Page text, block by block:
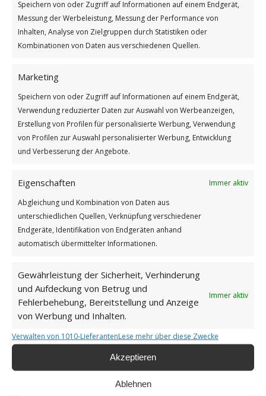
Speichern von oder Zugriff auf Informationen auf einem Endgerät,
Messung der Werbeleistung, Messung der Performance von
Inhalten, Analyse von Zielgruppen durch Statistiken oder
Kombinationen von Daten aus verschiedenen Quellen.
Marketing
Speichern von oder Zugriff auf Informationen auf einem Endgerät,
Verwendung reduzierter Daten zur Auswahl von Werbeanzeigen,
Erstellung von Profilen für personalisierte Werbung, Verwendung
von Profilen zur Auswahl personalisierter Werbung, Entwicklung
und Verbesserung der Angebote.
Eigenschaften
Immer aktiv
Abgleichung und Kombination von Daten aus
unterschiedlichen Quellen, Verknüpfung verschiedener
Endgeräte, Identifikation von Endgeräten anhand
automatisch übermittelter Informationen.
Gewährleistung der Sicherheit, Verhinderung
und Aufdeckung von Betrug und
Fehlerbehebung, Bereitstellung und Anzeige
von Werbung und Inhalten.
Immer aktiv
Verwalten von 1010-LieferantenLese mehr über diese Zwecke
Akzeptieren
Ablehnen
Weiterlesen
Wie findest du diesen Beitrag?
25. APRIL 2026
Das Glück wohnt
GUTEN MORGEN
Weiterlesen
Wie findest du diesen Beitrag?